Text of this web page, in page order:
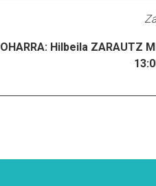
OHARRA: Hilbeila ZARAUTZ